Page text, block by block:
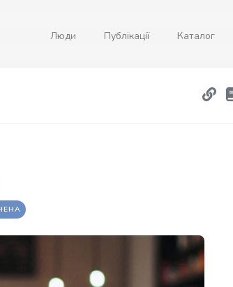
Люди Публікації Каталог